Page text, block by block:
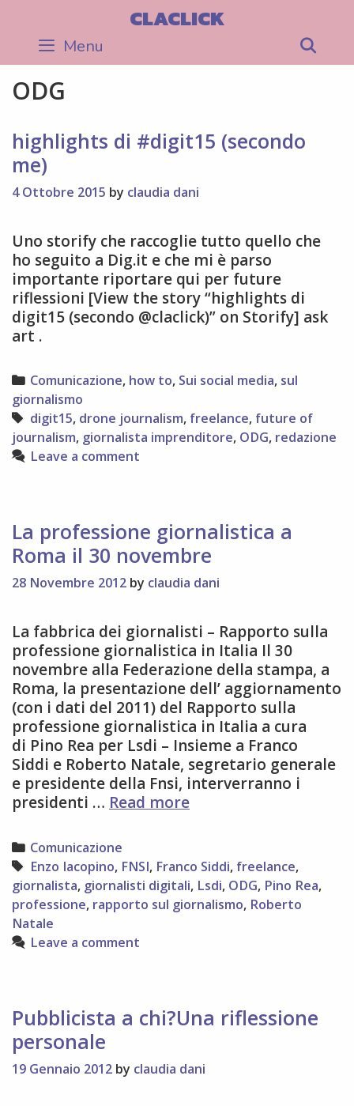
content
CLACLICK
Menu
ODG
highlights di #digit15 (secondo
me)
4 Ottobre 2015 by claudia dani
Uno storify che raccoglie tutto quello che
ho seguito a Dig.it e che mi è parso
importante riportare qui per future
riflessioni [View the story “highlights di
digit15 (secondo @claclick)” on Storify] ask
art .
Categories
Comunicazione, how to, Sui social media, sul
giornalismo
Tags
digit15, drone journalism, freelance, future of
journalism, giornalista imprenditore, ODG, redazione
Leave a comment
La professione giornalistica a
Roma il 30 novembre
28 Novembre 2012 by claudia dani
La fabbrica dei giornalisti – Rapporto sulla
professione giornalistica in Italia Il 30
novembre alla Federazione della stampa, a
Roma, la presentazione dell’ aggiornamento
(con i dati del 2011) del Rapporto sulla
professione giornalistica in Italia a cura
di Pino Rea per Lsdi – Insieme a Franco
Siddi e Roberto Natale, segretario generale
e presidente della Fnsi, interverranno i
presidenti … Read moreLa
a
Roma
il
30
Categories
Comunicazione
Tags
Enzo Iacopino, FNSI, Franco Siddi, freelance,
giornalista, giornalisti digitali, Lsdi, ODG, Pino Rea,
professione, rapporto sul giornalismo, Roberto
Natale
Leave a comment
Pubblicista a chi?Una riflessione
personale
19 Gennaio 2012 by claudia dani